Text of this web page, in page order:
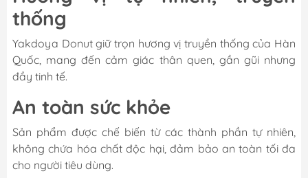
thống
Yakdoya Donut giữ trọn hương vị truyền thống của Hàn
Quốc, mang đến cảm giác thân quen, gần gũi nhưng
đầy tinh tế.
An toàn sức khỏe
Sản phẩm được chế biến từ các thành phần tự nhiên,
không chứa hóa chất độc hại, đảm bảo an toàn tối đa
cho người tiêu dùng.